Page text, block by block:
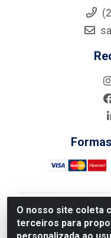
O nosso site coleta
terceiros para
Nova Boni
- Rua Alice
Janeiro/RJ - CEP: